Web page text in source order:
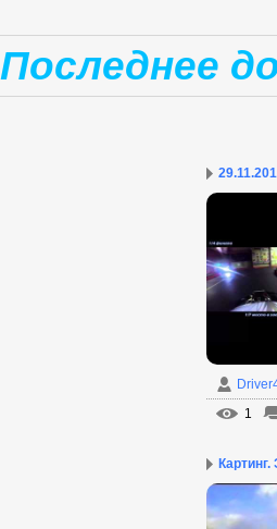
Последнее
1
Картинг.